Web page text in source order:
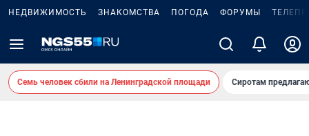
НЕДВИЖИМОСТЬ ЗНАКОМСТВА ПОГОДА ФОРУМЫ
Семь человек сбили на Ленинградской площади Сиротам